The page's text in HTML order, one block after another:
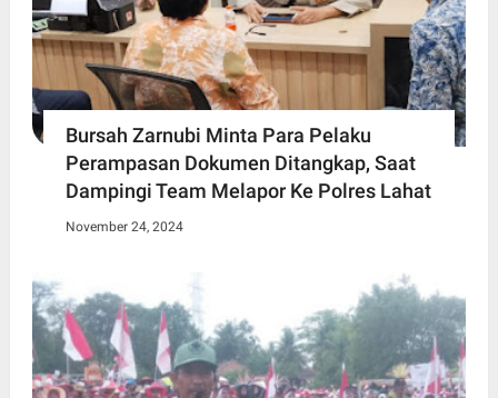
Bursah Zarnubi Minta Para Pelaku
Perampasan Dokumen Ditangkap, Saat
Dampingi Team Melapor Ke Polres Lahat
November 24, 2024